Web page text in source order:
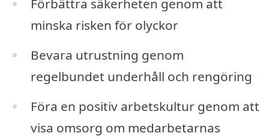
Förbättra säkerheten genom att
minska risken för olyckor
Bevara utrustning genom
regelbundet underhåll och rengöring
Föra en positiv arbetskultur genom att
visa omsorg om medarbetarnas